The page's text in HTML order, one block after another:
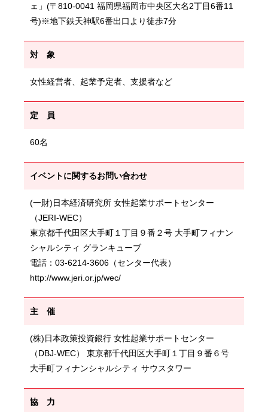
ェ」(〒810-0041 福岡県福岡市中央区大名2丁目6番11
号)※地下鉄天神駅6番出口より徒歩7分
対 象
女性経営者、起業予定者、支援者など
定 員
60名
イベントに関するお問い合わせ
(一財)日本経済研究所 女性起業サポートセンター
（JERI-WEC）
東京都千代田区大手町１丁目９番２号 大手町フィナン
シャルシティ グランキューブ
電話：03-6214-3606（センター代表）
http://www.jeri.or.jp/wec/
主 催
(株)日本政策投資銀行 女性起業サポートセンター
（DBJ-WEC） 東京都千代田区大手町１丁目９番６号
大手町フィナンシャルシティ サウスタワー
協 力